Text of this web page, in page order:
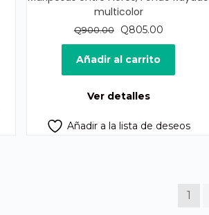
multicolor
Q900.00
El
precio
original
era:
Q805.00El
precio
es:
Añadir al carrito
Ver detalles
Añadir a la lista de deseos
1